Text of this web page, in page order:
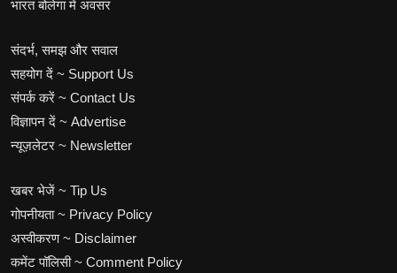
भारत बोलेगा में अवसर
संदर्भ, समझ और सवाल
सहयोग दें ~ Support Us
संपर्क करें ~ Contact Us
विज्ञापन दें ~ Advertise
न्यूज़लेटर ~ Newsletter
खबर भेजें ~ Tip Us
गोपनीयता ~ Privacy Policy
अस्वीकरण ~ Disclaimer
कमेंट पॉलिसी ~ Comment Policy